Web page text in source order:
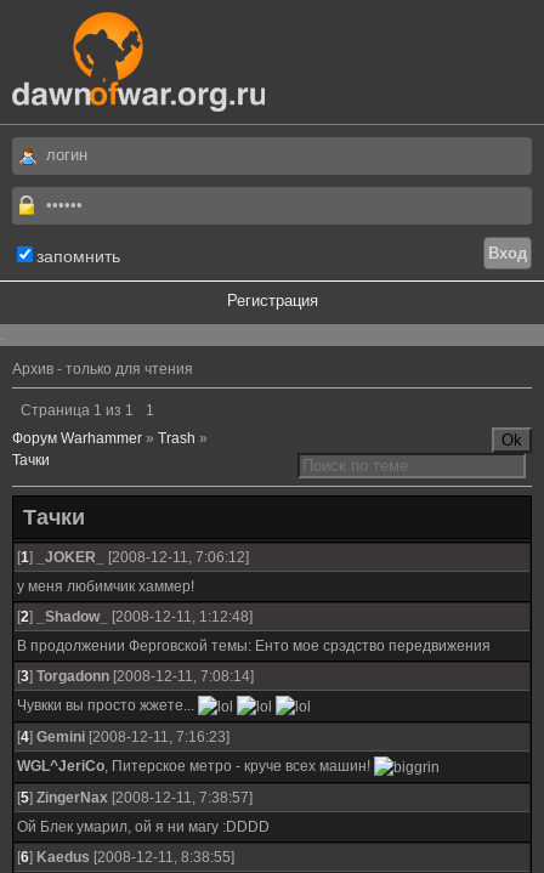
запомнить
Регистрация
.
Архив - только для чтения
Страница 1 из 1
1
Форум Warhammer » Trash »
Тачки
Тачки
[1] _JOKER_
[2008-12-11, 7:06:12]
у меня любимчик хаммер!
[2] _Shadow_
[2008-12-11, 1:12:48]
В продолжении Ферговской темы: Енто мое срэдство передвижения
[3] Torgadonn [2008-12-11, 7:08:14]
Чувкки вы просто жжете...
[4] Gemini [2008-12-11, 7:16:23]
WGL^JeriCo, Питерское метро - круче всех машин!
[5] ZingerNax [2008-12-11, 7:38:57]
Ой Блек умарил, ой я ни магу :DDDD
[6] Kaedus [2008-12-11, 8:38:55]